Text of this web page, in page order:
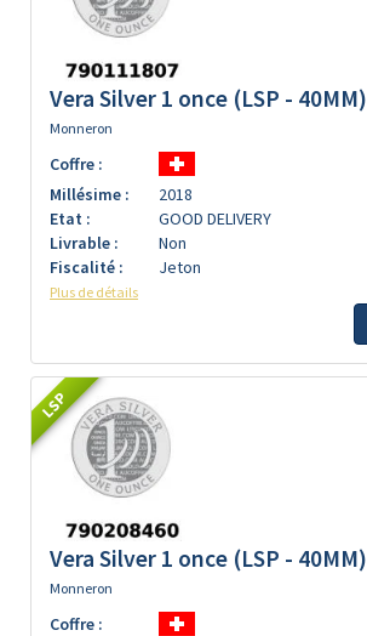
Vera Silver 1 once (LSP - 40MM)
Monneron
Coffre :
Millésime :
2018
Etat :
GOOD DELIVERY
Livrable :
Non
Fiscalité :
Jeton
Plus de détails
LSP
Vera Silver 1 once (LSP - 40MM)
Monneron
Coffre :